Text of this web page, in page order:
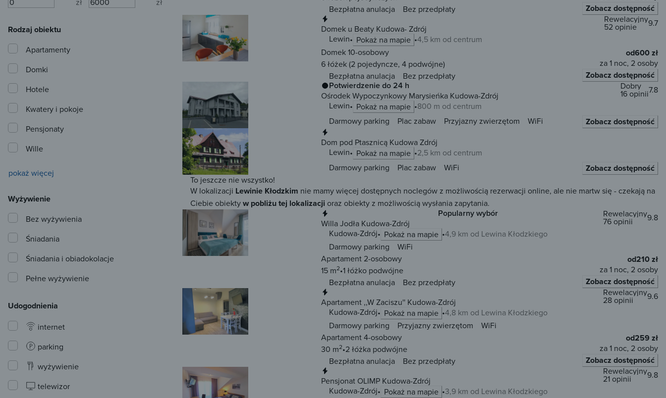
Bezpłatna anulacja
Bez przedpłaty
Zobacz dostępność
Domek u Beaty Kudowa- Zdrój
Lewin
Pokaż na mapie 4,5 km od centrum
9.7
Rewelacyjny
52 opinie
Domek 10-osobowy
6 łóżek(2 pojedyncze, 4 podwójne)
Bezpłatna anulacja
Bez przedpłaty
od600 zł
za 1 noc, 2 osoby
Zobacz dostępność
Potwierdzenie do 24 h
Ośrodek Wypoczynkowy Marysieńka Kudowa-Zdrój
Lewin
Pokaż na mapie 800 m od centrum
7.8
Dobry
16 opinii
Darmowy parking Plac zabaw Przyjazny zwierzętom WiFi
Zobacz dostępność
Dom pod Ptasznicą Kudowa Zdrój
Lewin
Pokaż na mapie
2,5 km od centrum
Darmowy parking
Plac zabaw WiFi Zobacz dostępność
To jeszcze nie wszystko!
W lokalizacji Lewinie Kłodzkim nie mamy więcej dostępnych noclegów z możliwością rezerwacji online, ale nie martw się - czekają na
Ciebie obiektyw pobliżu tej lokalizacji oraz obiekty z możliwością wysłania zapytania.
Popularny wybór
Willa Jodła Kudowa-Zdrój
Kudowa-Zdrój
Pokaż na mapie 4,9 km od Lewina Kłodzkiego
9.8
Rewelacyjny
76 opinii
Darmowy parking
WiFi
Apartament 2-osobowy
15 m2 1 łóżko podwójne
Bezpłatna anulacja
Bez przedpłaty
od210 zł
za 1 noc, 2 osoby
Zobacz dostępność
Apartament ,,W Zaciszu'' Kudowa-Zdrój
Kudowa-Zdrój
Pokaż na mapie 4,8 km od Lewina Kłodzkiego
9.6
Rewelacyjny
28 opinii
Darmowy parking Przyjazny zwierzętom
WiFi
Apartament 4-osobowy
30 m2 2 łóżka podwójne
Bezpłatna anulacja
Bez przedpłaty
od259 zł
za 1 noc, 2 osoby
Zobacz dostępność
Pensjonat OLIMP Kudowa-Zdrój
Kudowa-Zdrój
Pokaż na mapie 3,9 km od Lewina Kłodzkiego
9.8
Rewelacyjny
21 opinii
Rodzaj obiektu
Apartamenty
Domki
Hotele
Kwatery i pokoje
Pensjonaty
Wille
pokaż więcej
Wyżywienie
Bez wyżywienia
Śniadania
Śniadania i obiadokolacje
Pełne wyżywienie
Udogodnienia
internet
parking
wyżywienie
telewizor